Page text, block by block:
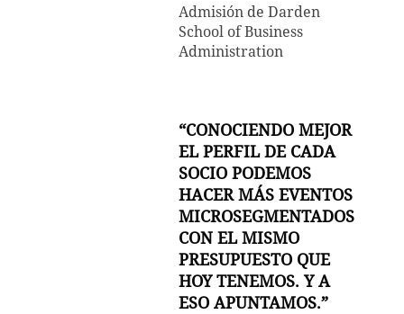
Admisión de Darden
School of Business
Administration
“CONOCIENDO MEJOR
EL PERFIL DE CADA
SOCIO PODEMOS
HACER MÁS EVENTOS
MICROSEGMENTADOS
CON EL MISMO
PRESUPUESTO QUE
HOY TENEMOS. Y A
ESO APUNTAMOS.”